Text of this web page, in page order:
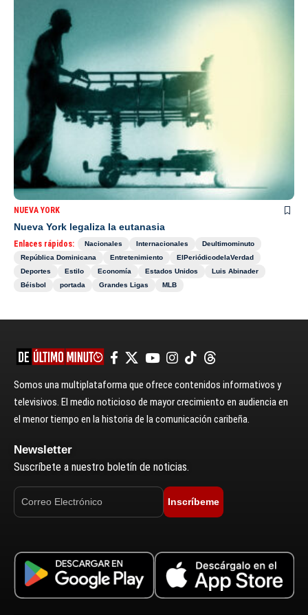
NUEVA YORK
Nueva York legaliza la eutanasia
Enlaces rápidos: Nacionales Internacionales
Deultimominuto
República Dominicana
Entretenimiento
ElPeriódicodelaVerdad
Deportes
Estilo Economía Estados Unidos
Luis Abinader
Béisbol
portada Grandes Ligas MLB
Somos una multiplataforma que ofrece contenidos informativos y
televisivos. El medio noticioso de mayor crecimiento en audiencia en
el menor tiempo en la historia de la comunicación caribeña.
Newsletter
Suscríbete a nuestro boletín de noticias.
Inscríbeme